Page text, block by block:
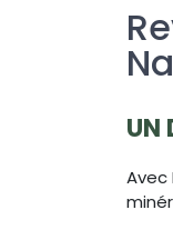
UN
Avec